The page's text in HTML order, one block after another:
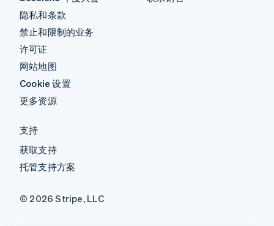
隐私和条款
禁止和限制的业务
许可证
网站地图
Cookie 设置
更多资源
支持
获取支持
托管支持方案
© 2026 Stripe, LLC